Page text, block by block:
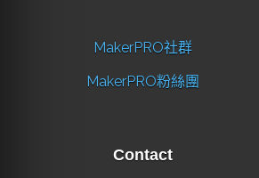
MakerPRO社群
MakerPRO粉絲團
Contact